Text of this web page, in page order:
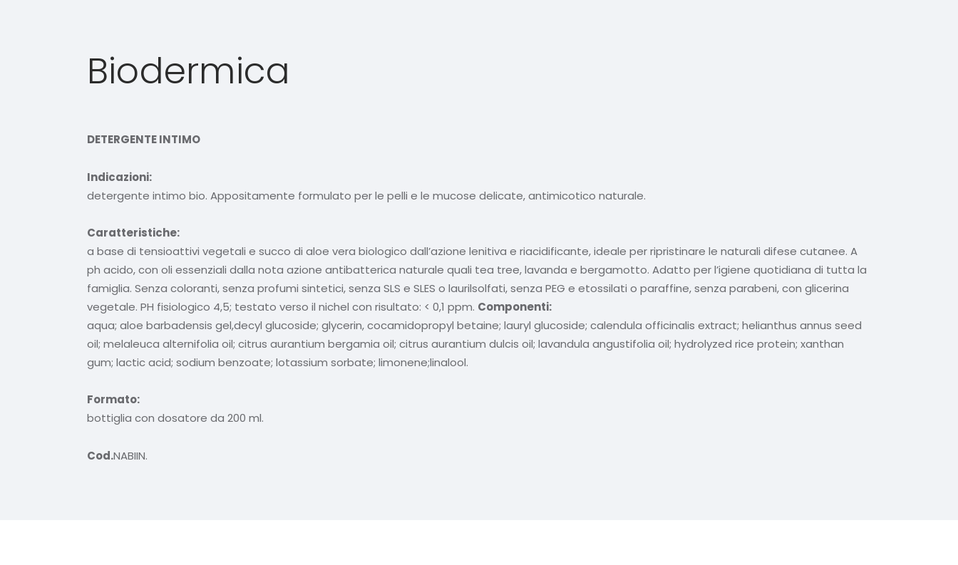
Biodermica
DETERGENTE INTIMO
Indicazioni:
detergente intimo bio. Appositamente formulato per le pelli e le mucose delicate, antimicotico naturale.
Caratteristiche:
a base di tensioattivi vegetali e succo di aloe vera biologico dall’azione lenitiva e riacidificante, ideale per ripristinare le naturali difese cutanee. A
ph acido, con oli essenziali dalla nota azione antibatterica naturale quali tea tree, lavanda e bergamotto. Adatto per l’igiene quotidiana di tutta la
famiglia. Senza coloranti, senza profumi sintetici, senza SLS e SLES o laurilsolfati, senza PEG e etossilati o paraffine, senza parabeni, con glicerina
vegetale. PH fisiologico 4,5; testato verso il nichel con risultato: < 0,1 ppm. Componenti:
aqua; aloe barbadensis gel,decyl glucoside; glycerin, cocamidopropyl betaine; lauryl glucoside; calendula officinalis extract; helianthus annus seed
oil; melaleuca alternifolia oil; citrus aurantium bergamia oil; citrus aurantium dulcis oil; lavandula angustifolia oil; hydrolyzed rice protein; xanthan
gum; lactic acid; sodium benzoate; lotassium sorbate; limonene;linalool.
Formato:
bottiglia con dosatore da 200 ml.
Cod.NABIIN.